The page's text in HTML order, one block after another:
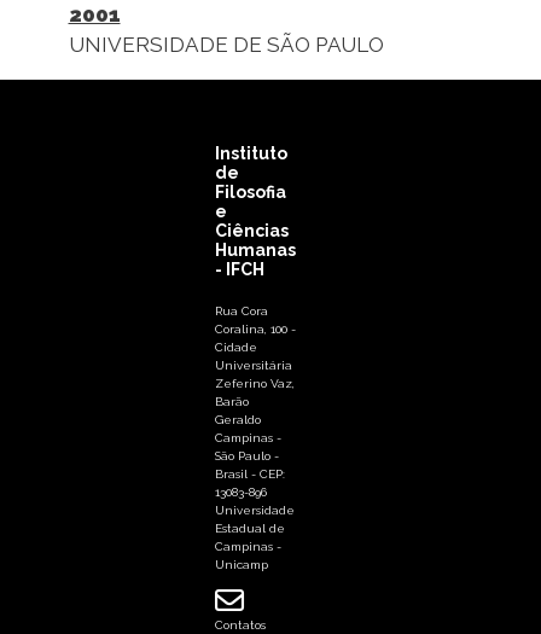
2001
UNIVERSIDADE DE SÃO PAULO
Instituto
de
Filosofia
e
Ciências
Humanas
- IFCH
Rua Cora
Coralina, 100 -
Cidade
Universitária
Zeferino Vaz,
Barão
Geraldo
Campinas -
São Paulo -
Brasil - CEP:
13083-896
Universidade
Estadual de
Campinas -
Unicamp
Contatos